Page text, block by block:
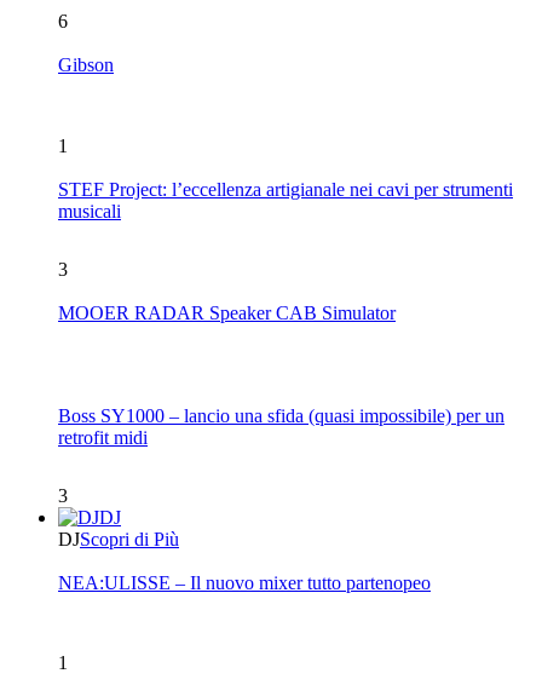
6
Gibson
1
STEF Project: l’eccellenza artigianale nei cavi per strumenti
musicali
3
MOOER RADAR Speaker CAB Simulator
Boss SY1000 – lancio una sfida (quasi impossibile) per un
retrofit midi
3
DJ
DJScopri di Più
NEA:ULISSE – Il nuovo mixer tutto partenopeo
1